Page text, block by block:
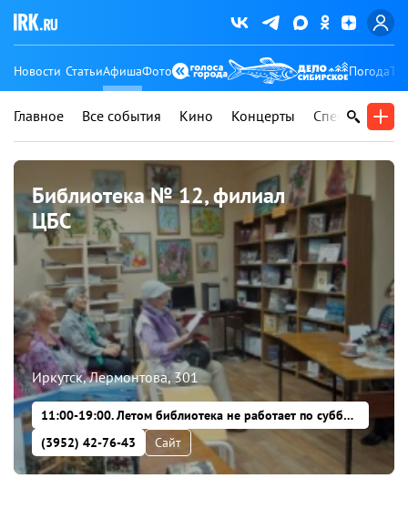
Новости СтатьиАфишаФото Погода
Главное Все события Кино Концерты Спектакли
Библиотека № 12, филиал
ЦБС
Иркутск, Лермонтова, 301
11:00-19:00. Летом библиотека не работает по субботам и воскресеньям, зимой -- по субботам. Последний день месяца -- санитарный
(3952) 42-76-43
Сайт